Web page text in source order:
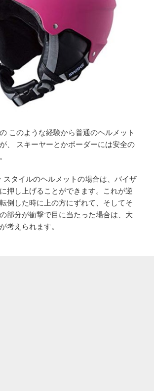
このような経験から普通のヘルメット
、 スキーヤーとかボーダーには安全の
スタイルのヘルメットの場合は、バイザ
押し上げることができます。これが逆
倒した時に上の方にずれて、そしてそ
部分が衝撃で目に当たった場合は、大
考えられます。